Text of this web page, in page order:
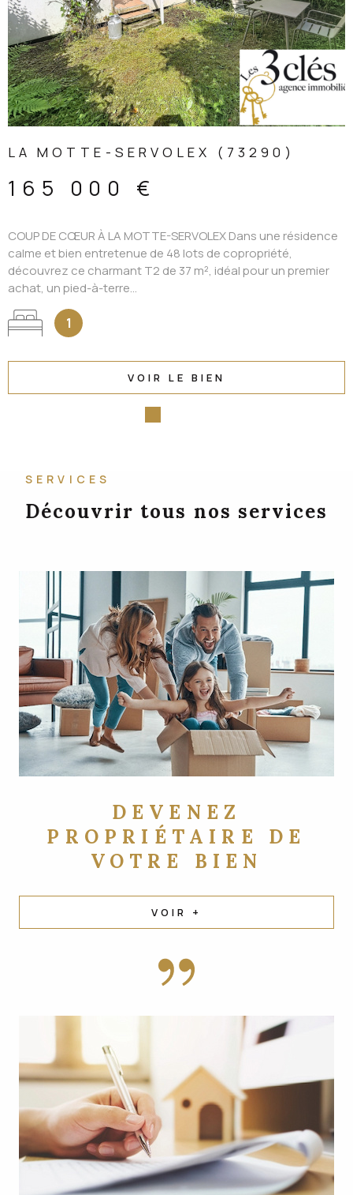
LA MOTTE-SERVOLEX (73290)
165 000 €
COUP DE CŒUR À LA MOTTE-SERVOLEX Dans une résidence
calme et bien entretenue de 48 lots de copropriété,
découvrez ce charmant T2 de 37 m², idéal pour un premier
achat, un pied-à-terre...
1
VOIR LE BIEN
SERVICES
Découvrir tous nos services
DEVENEZ
PROPRIÉTAIRE DE
VOTRE BIEN
VOIR +